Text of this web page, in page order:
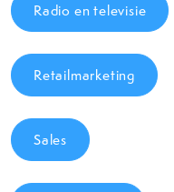
Radio en televisie
Retailmarketing
Sales